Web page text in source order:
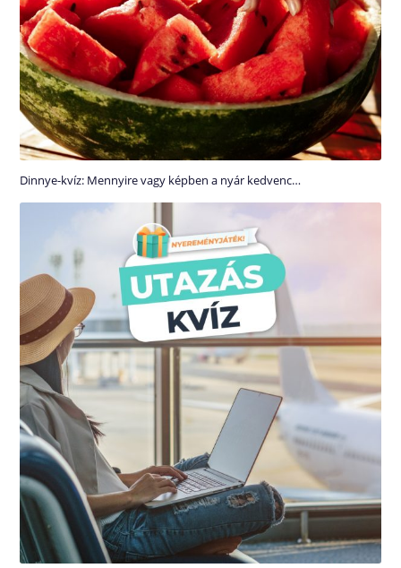
Dinnye-kvíz: Mennyire vagy képben a nyár kedvenc…